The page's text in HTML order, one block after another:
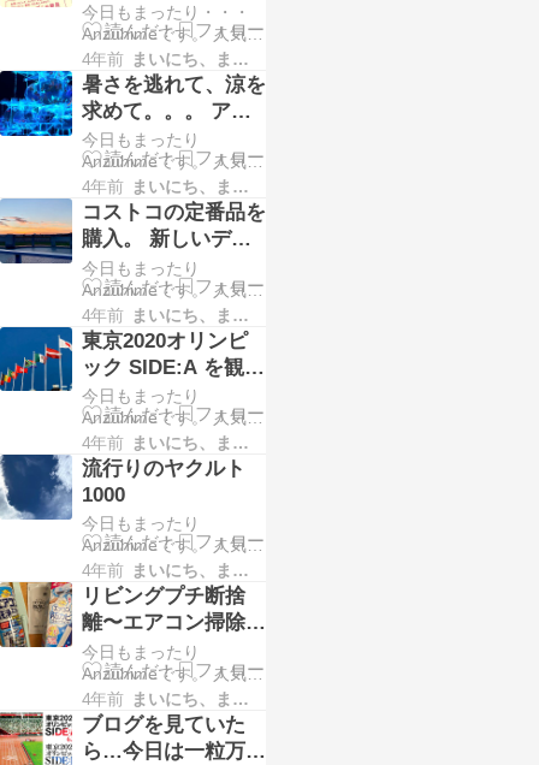
今日もまったり・・・
Anzuhimeです。 人気ブ
ログランキングに 参加
中です。 ポチッとして
くださると順位が上が
り励みになります。 ↓ ↓
↓ ↓ ↓ ↓ 人気ブログラン
キングへ にほんブログ
村 私が断捨離をなぜ始
めたのか? それは やま
したひでこさんの ウ
チ、"断捨離"しま…
4年前 まいにち、まいにち。。。
暑さを逃れて、涼を
求めて。。。 アー
トアクアリウム
2019 振り返り
今日もまったり
Anzuhimeです。 人気ブ
ログランキングに 参加
中です。 ポチッとして
くださると順位が上が
り励みになります。 ↓ ↓
↓ ↓ ↓ ↓ 人気ブログラン
キングへにほんブログ
村 TVを見ていたら 銀座
でアートアクアリウム
をやっているとのこ
と。そうなの？！ しら
なか…
4年前 まいにち、まいにち。。。
コストコの定番品を
購入。 新しいデザ
ートプリンスコップ
ケーキ！は超美味し
かった！！
今日もまったり
Anzuhimeです。 人気ブ
ログランキングに 参加
中です。 ポチッとして
くださると順位が上が
り励みになります。 ↓ ↓
↓ ↓ ↓ ↓ 人気ブログラン
キングへにほんブログ
村 コストコの帰り道の
夕陽が綺麗でした。 我
が家に定番品を購入し
てきましたよ！ ●ストレ
ッ…
4年前 まいにち、まいにち。。。
東京2020オリンピ
ック SIDE:A を観て
きました。
今日もまったり
Anzuhimeです。 人気ブ
ログランキングに 参加
中です。 ポチッとして
くださると順位が上が
り励みになります。 ↓ ↓
↓ ↓ ↓ ↓ 人気ブログラン
キングへにほんブログ
村 先週の水曜日です
が、夕ご飯を食べさせ
てからレイトショーに1
人出かけました。 たま
にはこん…
4年前 まいにち、まいにち。。。
流行りのヤクルト
1000
今日もまったり
Anzuhimeです。 人気ブ
ログランキングに 参加
中です。 ポチッとして
くださると順位が上が
り励みになります。 ↓ ↓
↓ ↓ ↓ ↓ 人気ブログラン
キングへにほんブログ
村 買うのが大変という
ヤクルト1000 睡眠の質
の向上やストレス緩和
4年前 まいにち、まいにち。。。
リビングプチ断捨
離〜エアコン掃除完
了で気分があがりま
す！！
今日もまったり
Anzuhimeです。 人気ブ
ログランキングに 参加
中です。 ポチッとして
くださると順位が上が
り励みになります。 ↓ ↓
4年前 まいにち、まいにち。。。
ブログを見ていた
ら…今日は一粒万倍